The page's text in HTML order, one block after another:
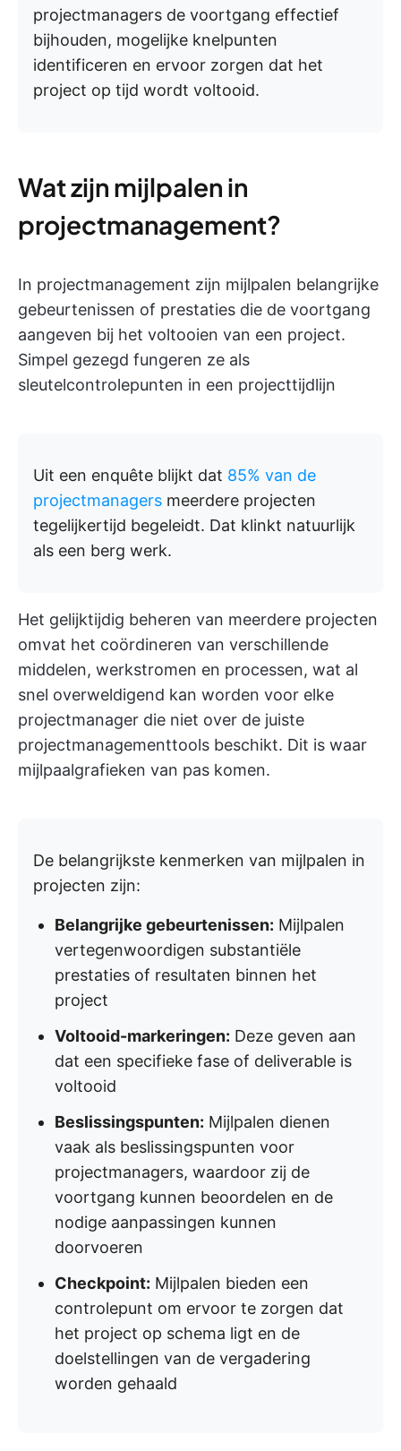
projectmanagers de voortgang effectief
bijhouden, mogelijke knelpunten
identificeren en ervoor zorgen dat het
project op tijd wordt voltooid.
Wat zijn mijlpalen in
projectmanagement?
In projectmanagement zijn mijlpalen belangrijke
gebeurtenissen of prestaties die de voortgang
aangeven bij het voltooien van een project.
Simpel gezegd fungeren ze als
sleutelcontrolepunten in een projecttijdlijn
Uit een enquête blijkt dat 85% van de
projectmanagers meerdere projecten
tegelijkertijd begeleidt. Dat klinkt natuurlijk
als een berg werk.
Het gelijktijdig beheren van meerdere projecten
omvat het coördineren van verschillende
middelen, werkstromen en processen, wat al
snel overweldigend kan worden voor elke
projectmanager die niet over de juiste
projectmanagementtools beschikt. Dit is waar
mijlpaalgrafieken van pas komen.
De belangrijkste kenmerken van mijlpalen in
projecten zijn:
Belangrijke gebeurtenissen: Mijlpalen
vertegenwoordigen substantiële
prestaties of resultaten binnen het
project
Voltooid-markeringen: Deze geven aan
dat een specifieke fase of deliverable is
voltooid
Beslissingspunten: Mijlpalen dienen
vaak als beslissingspunten voor
projectmanagers, waardoor zij de
voortgang kunnen beoordelen en de
nodige aanpassingen kunnen
doorvoeren
Checkpoint: Mijlpalen bieden een
controlepunt om ervoor te zorgen dat
het project op schema ligt en de
doelstellingen van de vergadering
worden gehaald